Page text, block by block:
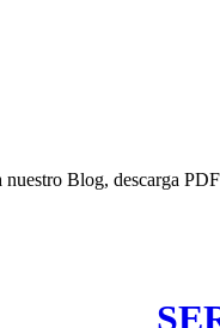
nuestro Blog, descarga